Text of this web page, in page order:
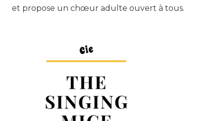
et propose un chœur adulte ouvert à tous.